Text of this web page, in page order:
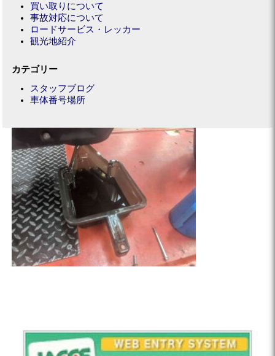
買い取りについて
事故対応について
ロードサービス・レッカー
観光地紹介
カテゴリー
スタッフブログ
車体番号場所